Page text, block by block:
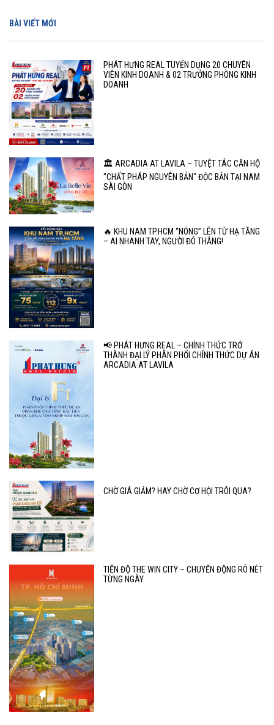
BÀI VIẾT MỚI
PHÁT HƯNG REAL TUYỂN DỤNG 20 CHUYÊN
VIÊN KINH DOANH & 02 TRƯỞNG PHÒNG KINH
DOANH
🏛️ ARCADIA AT LAVILA – TUYỆT TÁC CĂN HỘ
"CHẤT PHÁP NGUYÊN BẢN" ĐỘC BẢN TẠI NAM
SÀI GÒN
🔥 KHU NAM TP.HCM “NÓNG” LÊN TỪ HẠ TẦNG
– AI NHANH TAY, NGƯỜI ĐÓ THẮNG!
📢 PHÁT HƯNG REAL – CHÍNH THỨC TRỞ
THÀNH ĐẠI LÝ PHÂN PHỐI CHÍNH THỨC DỰ ÁN
ARCADIA AT LAVILA
CHỜ GIÁ GIẢM? HAY CHỜ CƠ HỘI TRÔI QUA?
TIẾN ĐỘ THE WIN CITY – CHUYỂN ĐỘNG RÕ NÉT
TỪNG NGÀY